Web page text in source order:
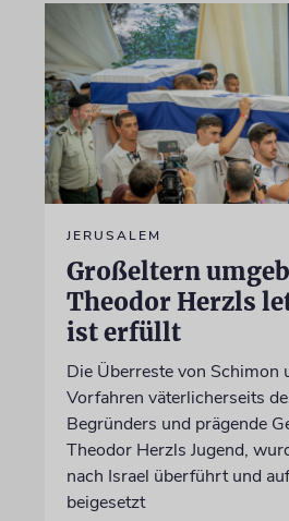
JERUSALEM
Großeltern
Theodor Herzls
ist erfüllt
Die Überreste von Schimon
Vorfahren väterlicherseits
Begründers und prägende
Theodor Herzls Jugend,
nach Israel überführt und
beigesetzt